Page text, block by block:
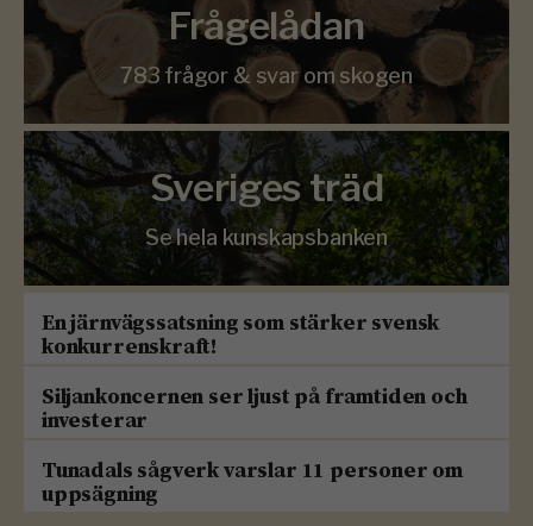
Frågelådan
783 frågor & svar om skogen
Sveriges träd
Se hela kunskapsbanken
En järnvägssatsning som stärker svensk
konkurrenskraft!
Siljankoncernen ser ljust på framtiden och
investerar
Tunadals sågverk varslar 11 personer om
uppsägning